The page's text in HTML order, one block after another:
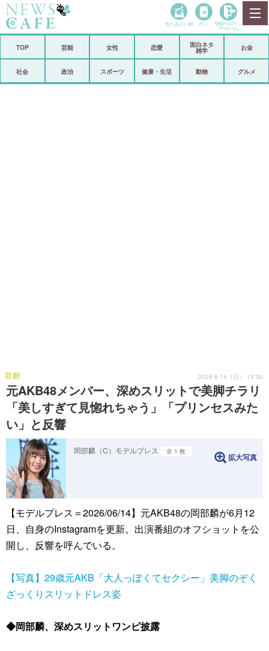
政治
当たる占い師 占い 登録• ログイン
マイルーム
TOP 芸能 女性 恋愛
面白ネタ
雑学
お金
社会 政治 スポーツ 健康・生活 動物 グルメ
元AKB48メンバー、深めスリットで美脚チラリ
「美しすぎて見惚れちゃう」「プリンセスみた
い」と反響
芸能 2026.6.14（日） 19:30
岡部麟（C）モデルプレス 全 1 枚
拡大写真
【モデルプレス＝2026/06/14】元AKB48の岡部麟が6月12
日、自身のInstagramを更新。出演番組のオフショットを公
開し、反響を呼んでいる。
【写真】29歳元AKB「大人っぽくてセクシー」美脚のぞく
ざっくりスリットドレス姿
◆岡部麟、深めスリットワンピ披露